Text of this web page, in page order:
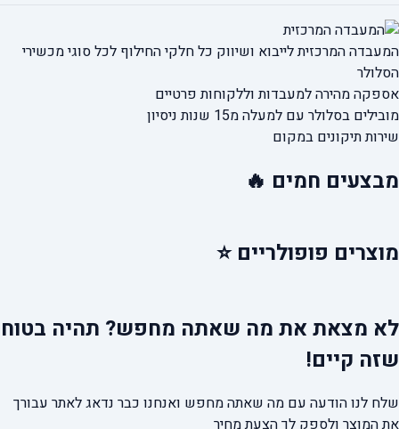
המעבדה המרכזית לייבוא ושיווק כל חלקי החילוף לכל סוגי מכשירי
הסלולר
אספקה מהירהלמעבדות וללקוחות פרטיים
מובילים בסלולר עם למעלה מ15 שנות ניסיון
שירות תיקונים במקום
מבצעים חמים 🔥
מוצרים פופולריים ⭐
לא מצאת את מה שאתה מחפש? תהיה בטוח
שזה קיים!
שלח לנו הודעה עם מה שאתה מחפש ואנחנו כבר נדאג לאתר עבורך